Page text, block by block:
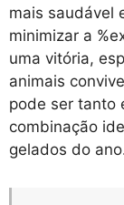
mais saudável
minimizar a
uma vitória,
animais
pode ser tanto
combinação
gelados do